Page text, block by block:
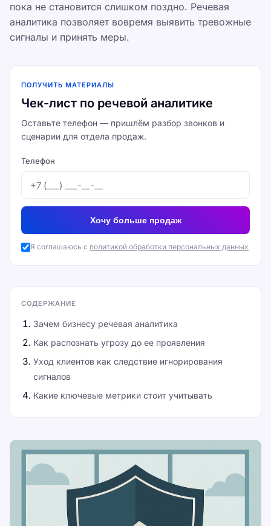
пока не становится слишком поздно. Речевая
аналитика позволяет вовремя выявить тревожные
сигналы и принять меры.
ПОЛУЧИТЬ МАТЕРИАЛЫ
Чек-лист по речевой аналитике
Оставьте телефон — пришлём разбор звонков и
сценарии для отдела продаж.
Телефон
Хочу больше продаж
Я соглашаюсь с политикой обработки персональных данных
СОДЕРЖАНИЕ
Зачем бизнесу речевая аналитика
Как распознать угрозу до ее проявления
Уход клиентов как следствие игнорирования
сигналов
Какие ключевые метрики стоит учитывать